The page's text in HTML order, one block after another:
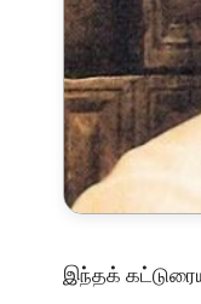
இந்தக்